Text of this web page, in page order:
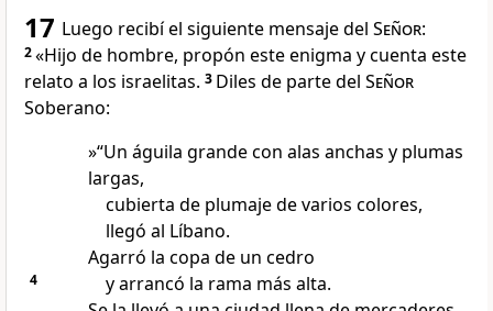
17 Luego recibí el siguiente mensaje del Señor:
2«Hijo de hombre, propón este enigma y cuenta este
relato a los israelitas. 3 Diles de parte del Señor
Soberano:
»“Un águila grande con alas anchas y plumas
largas,
cubierta de plumaje de varios colores,
llegó al Líbano.
Agarró la copa de un cedro
4
y arrancó la rama más alta.